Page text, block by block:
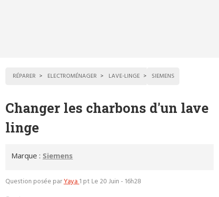
RÉPARER ELECTROMÉNAGER LAVE-LINGE SIEMENS
Changer les charbons d'un lave
linge
Marque : Siemens
Question posée parYaya1 pt Le 20 Juin - 16h28